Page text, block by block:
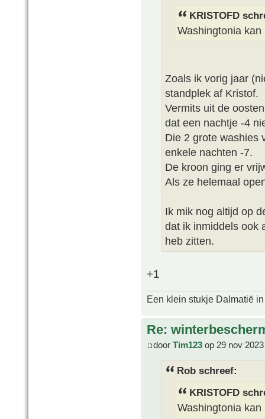
KRISTOFD
Washingtonia
Zoals ik vorig jaar
standplek af Kristof.
Vermits uit de
dat een nachtje -4
Die 2 grote washies
enkele nachten -7.
De kroon ging er
Als ze helemaal
Ik mik nog altijd op
dat ik inmiddels ook
heb zitten.
+1
Een klein stukje Dalmatië
Re:
door Tim123 op 29 nov
Rob schreef:
KRISTOFD
Washingtonia